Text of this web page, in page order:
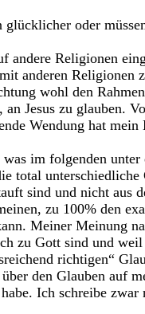
oder
andere Religionen
anderen
wohl den
Jesus zu glauben.
Wendung hat mein
im folgenden
total
sind und nicht aus
zu 100% den
Meiner Meinung
zu Gott sind und
richtigen“
den Glauben auf
Ich schreibe